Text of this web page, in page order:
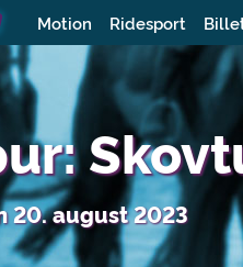
Motion Ridesport
20. august 2023